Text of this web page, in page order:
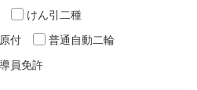
けん引二種
原付
普通自動二輪
員免許